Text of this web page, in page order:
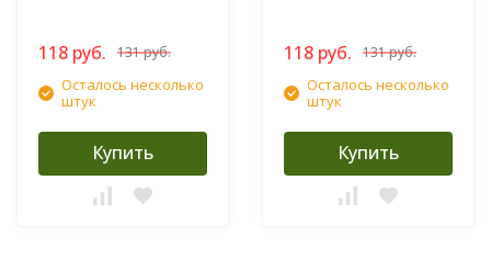
118 руб. 131 руб.
Осталось несколько
штук
Купить
118 руб. 131 руб.
Осталось несколько
штук
Купить